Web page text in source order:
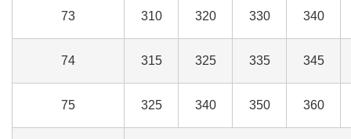
73 310 320 330 340
74 315 325 335 345
75 325 340 350 360